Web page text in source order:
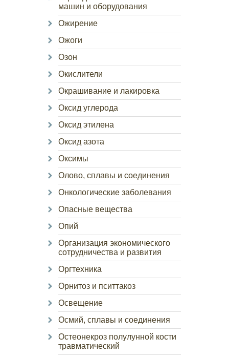
машин и оборудования
Ожирение
Ожоги
Озон
Окислители
Окрашивание и лакировка
Оксид углерода
Оксид этилена
Оксид азота
Оксимы
Олово, сплавы и соединения
Онкологические заболевания
Опасные вещества
Опий
Организация экономического
сотрудничества и развития
Оргтехника
Орнитоз и пситтакоз
Освещение
Осмий, сплавы и соединения
Остеонекроз полулунной кости
травматический